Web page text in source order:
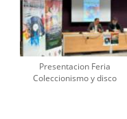
Presentacion Feria
Coleccionismo y disco